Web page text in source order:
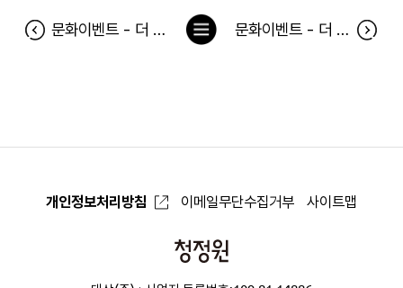
문화이벤트 - 더 아트 오브 더 브릭 당첨자 문화이벤트 - 더 쉐도우 당첨자
목
록
개인정보처리방침 이메일무단수집거부 사이트맵
청